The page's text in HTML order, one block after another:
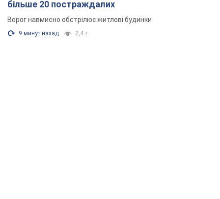
більше 20 постраждалих
Ворог навмисно обстрілює житлові будинки
9 минут назад 2,4 т.